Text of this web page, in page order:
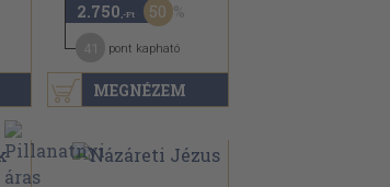
MEGNÉZEM
2.750 ,-Ft 50
pont kapható